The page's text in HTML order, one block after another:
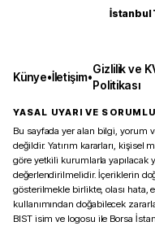
İstanbul
Künye•İletişim•
Gizlilik ve
Politikası
YASAL UYARI VE
Bu sayfada yer alan bilgi, yorum
değildir. Yatırım kararları,
göre yetkili kurumlarla yapılacak
değerlendirilmelidir. İçeriklerin
gösterilmekle birlikte, olası hata,
kullanımından doğabilecek
BIST isim ve logosu ile Borsa